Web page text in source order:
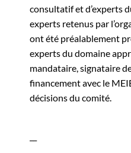
consultatif et d’experts
experts retenus par
ont été préalablement
experts du domaine
mandataire, signataire
financement avec le
décisions du comité.